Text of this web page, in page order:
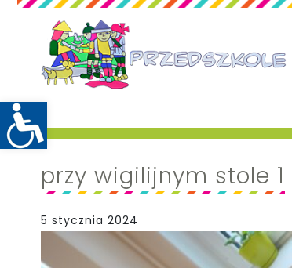
przy wigilijnym stole 1
5 stycznia 2024